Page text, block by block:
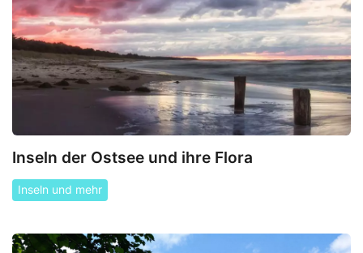
Inseln der Ostsee und ihre Flora
Inseln und mehr